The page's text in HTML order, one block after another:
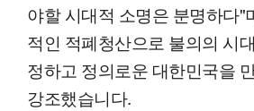
야할 시대적 소명은 분명하다"
적인 적폐청산으로 불의의 시
정하고 정의로운 대한민국을
강조했습니다.